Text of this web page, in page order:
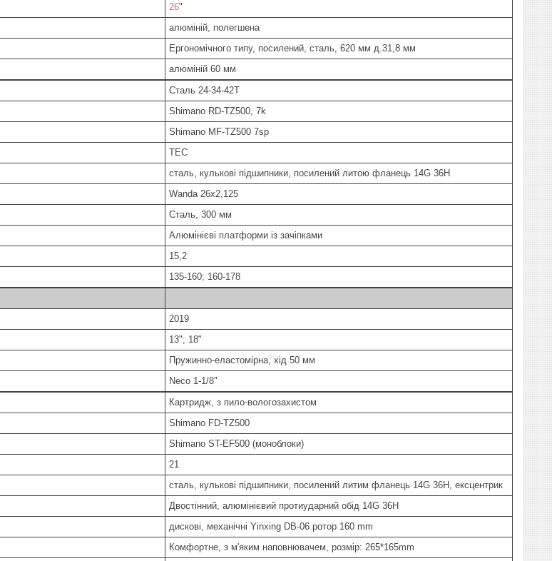
26"
алюміній, полегшена
Ергономічного типу, посилений, сталь, 620 мм д.31,8 мм
алюміній 60 мм
Сталь 24-34-42Т
Shimano RD-TZ500, 7k
Shimano MF-TZ500 7sp
ТЕС
сталь, кулькові підшипники, посилений литою фланець 14G 36H
Wanda 26x2,125
Сталь, 300 мм
Алюмінієві платформи із зачіпками
15,2
135-160; 160-178
2019
13"; 18"
Пружинно-еластомірна, хід 50 мм
Neco 1-1/8"
Картридж, з пило-вологозахистом
Shimano FD-TZ500
Shimano ST-EF500 (моноблоки)
21
сталь, кулькові підшипники, посилений литим фланець 14G 36H, ексцентрик
Двостінний, алюмінієвий протиударний обід 14G 36H
дискові, механічні Yinxing DB-06 ротор 160 mm
Комфортне, з м'яким наповнювачем, розмір: 265*165mm